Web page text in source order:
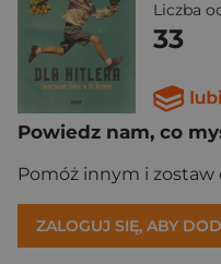
Liczba
33
Powiedz nam, co
Pomóż innym i zostaw
ZALOGUJ SIĘ, ABY